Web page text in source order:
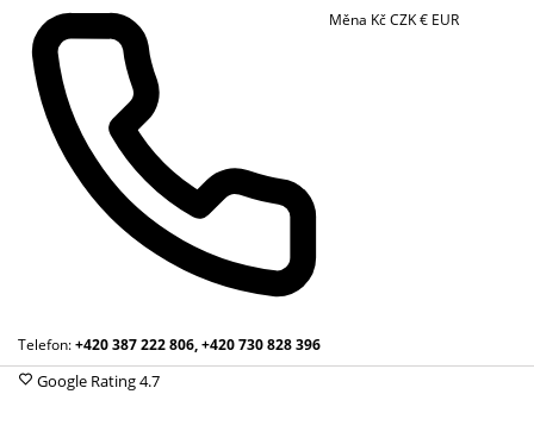
Telefon:+420 387 222 806, +420 730 828 396
Měna KčCZK€ EUR
Google Rating4.7